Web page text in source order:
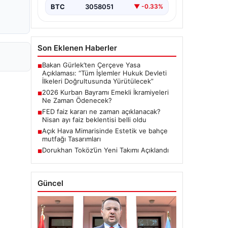
BTC 3058051 ▼ -0.33%
Son Eklenen Haberler
■Bakan Gürlek’ten Çerçeve Yasa
Açıklaması: “Tüm İşlemler Hukuk Devleti
İlkeleri Doğrultusunda Yürütülecek”
■2026 Kurban Bayramı Emekli İkramiyeleri
Ne Zaman Ödenecek?
■FED faiz kararı ne zaman açıklanacak?
Nisan ayı faiz beklentisi belli oldu
■Açık Hava Mimarisinde Estetik ve bahçe
mutfağı Tasarımları
■Dorukhan Toköz’ün Yeni Takımı Açıklandı
Güncel